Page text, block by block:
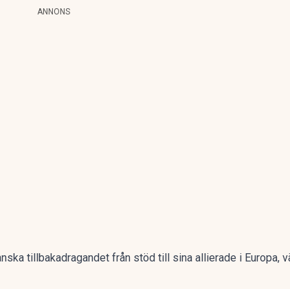
ANNONS
tillbakadragandet från stöd till sina allierade i Europa,